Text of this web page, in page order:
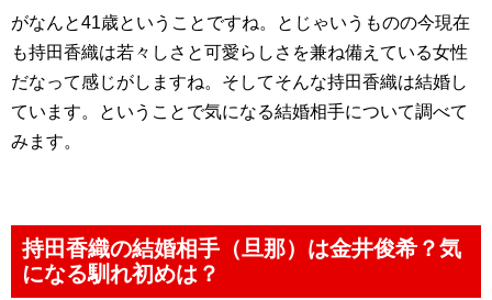
がなんと41歳ということですね。とじゃいうものの今現在
も持田香織は若々しさと可愛らしさを兼ね備えている女性
だなって感じがしますね。そしてそんな持田香織は結婚し
ています。ということで気になる結婚相手について調べて
みます。
持田香織の結婚相手（旦那）は金井俊希？気
になる馴れ初めは？